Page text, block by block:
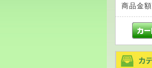
商品金額